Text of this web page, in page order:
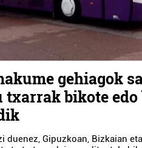
gehiagok
bikote edo
duenez, Gipuzkoan, Bizkaian
TABERNA
Lumo